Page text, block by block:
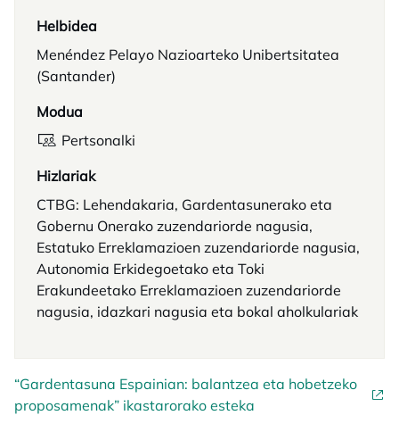
Helbidea
Menéndez Pelayo Nazioarteko Unibertsitatea
(Santander)
Modua
Pertsonalki
Hizlariak
CTBG: Lehendakaria, Gardentasunerako eta
Gobernu Onerako zuzendariorde nagusia,
Estatuko Erreklamazioen zuzendariorde nagusia,
Autonomia Erkidegoetako eta Toki
Erakundeetako Erreklamazioen zuzendariorde
nagusia, idazkari nagusia eta bokal aholkulariak
“Gardentasuna Espainian: balantzea eta hobetzeko
proposamenak” ikastarorako esteka